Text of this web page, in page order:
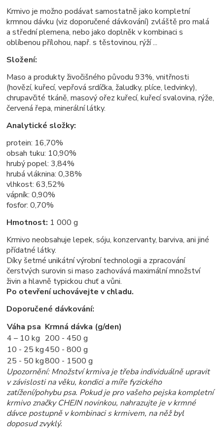
Krmivo je možno podávat samostatně jako kompletní
krmnou dávku (viz doporučené dávkování) zvláště pro malá
a střední plemena, nebo jako doplněk v kombinaci s
oblíbenou přílohou, např. s těstovinou, rýží ...
Složení:
Maso a produkty živočišného původu 93%, vnitřnosti
(hovězí, kuřecí, vepřová srdíčka, žaludky, plíce, ledvinky),
chrupavčité tkáně, masový ořez kuřecí, kuřecí svalovina, rýže,
červená řepa, minerální látky.
Analytické složky:
protein: 16,70%
obsah tuku: 10,90%
hrubý popel: 3,84%
hrubá vláknina: 0,38%
vlhkost: 63,52%
vápník: 0,90%
fosfor: 0,70%
Hmotnost: 1 000 g
Krmivo neobsahuje lepek, sóju, konzervanty, barviva, ani jiné
přídatné látky.
Díky šetrné unikátní výrobní technologii a zpracování
čerstvých surovin si maso zachovává maximální množství
živin a hlavně typickou chuť a vůni.
Po otevření uchovávejte v chladu.
Doporučené dávkování:
Váha psa Krmná dávka (g/den)
4 – 10 kg 200 - 450 g
10 - 25 kg450 - 800 g
25 - 50 kg800 - 1500 g
Upozornění: Množství krmiva je třeba individuálně upravit
v závislosti na věku, kondici a míře fyzického
zatížení/pohybu psa. Pokud je pro vašeho pejska kompletní
krmivo značky CHEJN novinkou, nahrazujte je v krmné
dávce postupně v kombinaci s krmivem, na něž byl
doposud zvyklý.